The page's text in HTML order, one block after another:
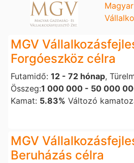
MGV
Forgóeszköz célra
Futamidő: 12 - 72 hónap,
Összeg:1 000 000 - 50 000
Kamat: 5.83% Változó
MGV
Beruházás célra